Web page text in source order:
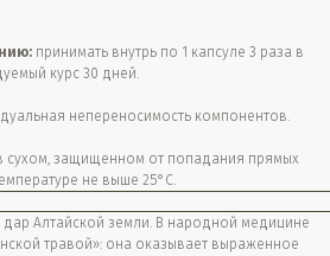
принимать внутрь по 1 капсуле 3 раза в
курс 30 дней.
непереносимость компонентов.
сухом, защищенном от попадания прямых
не выше 25°С.
Алтайской земли. В народной медицине
травой»: она оказывает выраженное